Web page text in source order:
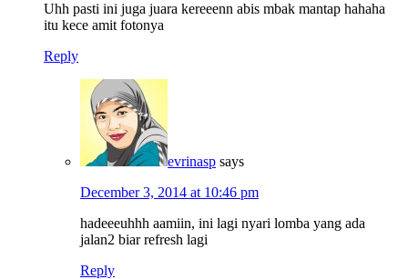
Uhh pasti ini juga juara kereeenn abis mbak mantap hahaha
itu kece amit fotonya
Reply
evrinasp says
December 3, 2014 at 10:46 pm
hadeeeuhhh aamiin, ini lagi nyari lomba yang ada
jalan2 biar refresh lagi
Reply